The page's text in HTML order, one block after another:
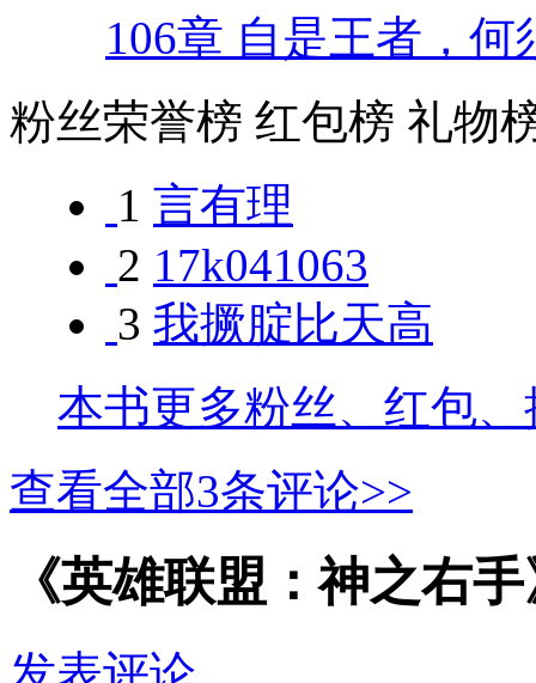
106章 自是王者，
粉丝荣誉榜 红包榜 礼物
1 言有理
2 17k041063
3 我撅腚比天高
本书更多粉丝、红包
查看全部3条评论>>
《英雄联盟：神之右
发表评论